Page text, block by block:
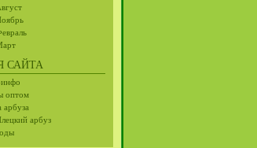
САЙТА
оптом
арбуза
арбуз